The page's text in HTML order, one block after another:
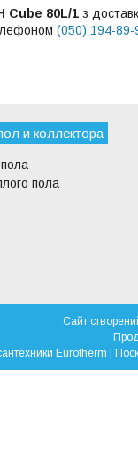
Cube 80L/1 з
(050) 194-89-
и коллектора
пола
Сайт
Магазин сантехники Eurotherm |